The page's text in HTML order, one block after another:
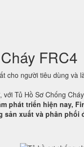
FRC4
cho người tiêu dùng và
Tủ Hồ Sơ Chống
phát triển hiện nay,
xuất và phân phối